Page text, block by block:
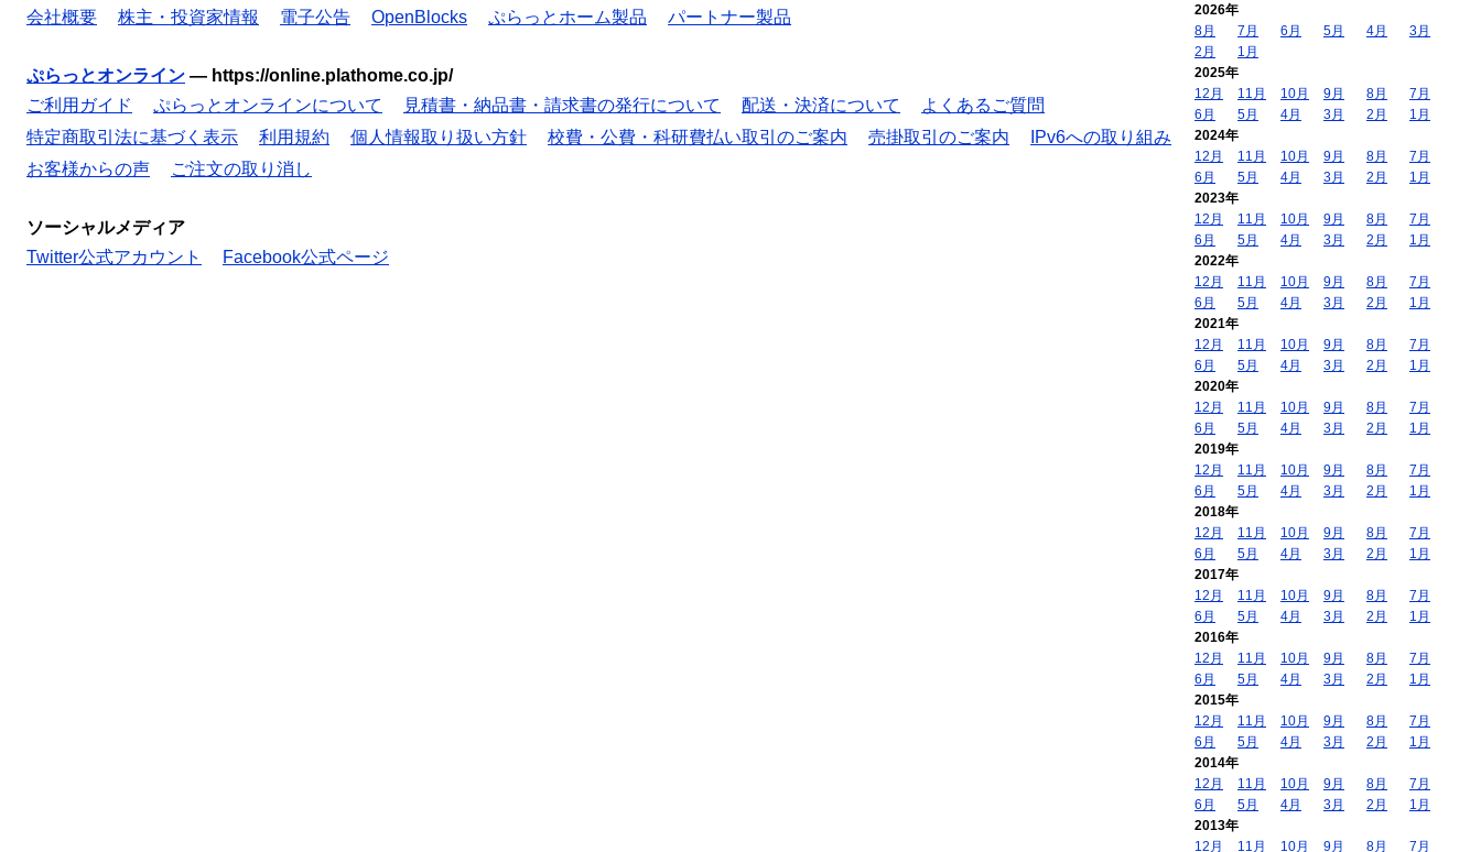
会社概要
株主・投資家情報 電子公告 OpenBlocks ぷらっとホーム製品 パートナー製品
ぷらっとオンライン — https://online.plathome.co.jp/
ご利用ガイド
ぷらっとオンラインについて 見積書・納品書・請求書の発行について 配送・決済について
よくあるご質問
特定商取引法に基づく表示
利用規約 個人情報取り扱い方針 校費・公費・科研費払い取引のご案内 売掛取引のご案内
IPv6への取り組み
お客様からの声
ご注文の取り消し
ソーシャルメディア
Twitter公式アカウント
Facebook公式ページ
2026年
8月
7月 6月 5月 4月
3月
2月
1月
2025年
12月
11月 10月 9月 8月
7月
6月
5月 4月 3月 2月
1月
2024年
12月
11月 10月 9月 8月
7月
6月
5月 4月 3月 2月
1月
2023年
12月
11月 10月 9月 8月
7月
6月
5月 4月 3月 2月
1月
2022年
12月
11月 10月 9月 8月
7月
6月
5月 4月 3月 2月
1月
2021年
12月
11月 10月 9月 8月
7月
6月
5月 4月 3月 2月
1月
2020年
12月
11月 10月 9月 8月
7月
6月
5月 4月 3月 2月
1月
2019年
12月
11月 10月 9月 8月
7月
6月
5月 4月 3月 2月
1月
2018年
12月
11月 10月 9月 8月
7月
6月
5月 4月 3月 2月
1月
2017年
12月
11月 10月 9月 8月
7月
6月
5月 4月 3月 2月
1月
2016年
12月
11月 10月 9月 8月
7月
6月
5月 4月 3月 2月
1月
2015年
12月
11月 10月 9月 8月
7月
6月
5月 4月 3月 2月
1月
2014年
12月
11月 10月 9月 8月
7月
6月
5月 4月 3月 2月
1月
2013年
12月
11月 10月 9月 8月 7月